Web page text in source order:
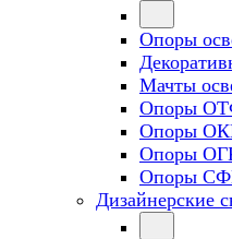
Опоры
Мачты
Опоры
Опоры
Опоры
Опоры
Дизайнерские